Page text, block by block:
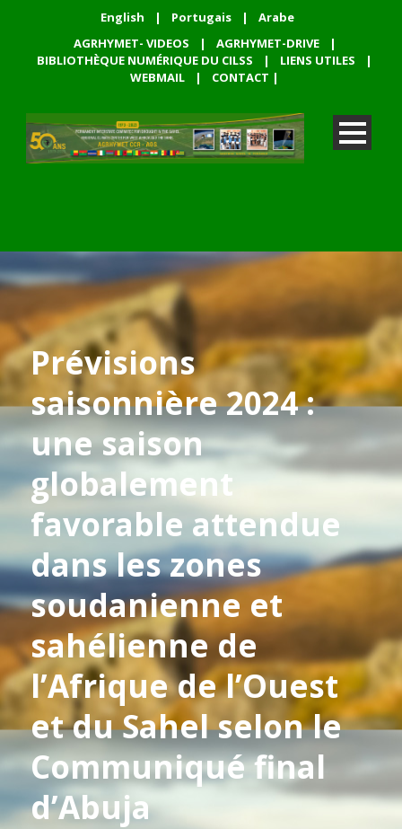
English | Portugais |
Arabe
AGRHYMET- VIDEOS
| AGRHYMET-DRIVE
|
BIBLIOTHÈQUE NUMÉRIQUE DU CILSS
| LIENS UTILES
|
WEBMAIL
| CONTACT |
Prévisions
saisonnière 2024 :
une saison
globalement
favorable attendue
dans les zones
soudanienne et
sahélienne de
l’Afrique de l’Ouest
et du Sahel selon le
Communiqué final
d’Abuja